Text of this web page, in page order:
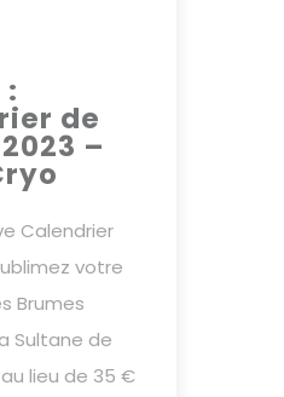
de
–
Calendrier
votre
Brumes
Sultane de
lieu de 35 €